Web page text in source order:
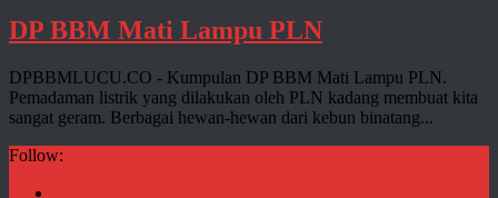
DP BBM Mati Lampu PLN
DPBBMLUCU.CO - Kumpulan DP BBM Mati Lampu PLN.
Pemadaman listrik yang dilakukan oleh PLN kadang membuat kita
sangat geram. Berbagai hewan-hewan dari kebun binatang...
Follow: